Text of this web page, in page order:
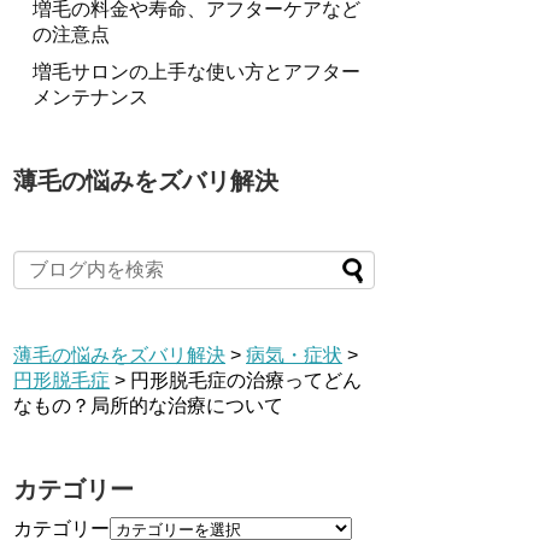
増毛の料金や寿命、アフターケアなど
の注意点
増毛サロンの上手な使い方とアフター
メンテナンス
薄毛の悩みをズバリ解決
薄毛の悩みをズバリ解決 > 病気・症状 >
円形脱毛症 > 円形脱毛症の治療ってどん
なもの？局所的な治療について
カテゴリー
カテゴリー